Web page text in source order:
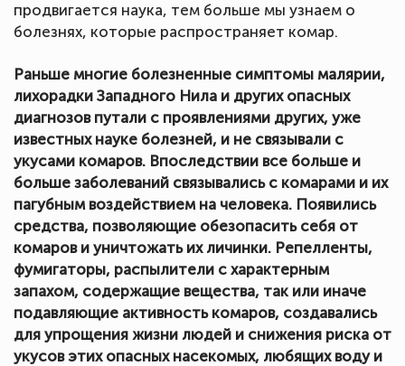
продвигается наука, тем больше мы узнаем о
болезнях, которые распространяет комар.
Раньше многие болезненные симптомы малярии,
лихорадки Западного Нила и других опасных
диагнозов путали с проявлениями других, уже
известных науке болезней, и не связывали с
укусами комаров. Впоследствии все больше и
больше заболеваний связывались с комарами и их
пагубным воздействием на человека. Появились
средства, позволяющие обезопасить себя от
комаров и уничтожать их личинки. Репелленты,
фумигаторы, распылители с характерным
запахом, содержащие вещества, так или иначе
подавляющие активность комаров, создавались
для упрощения жизни людей и снижения риска от
укусов этих опасных насекомых, любящих воду и